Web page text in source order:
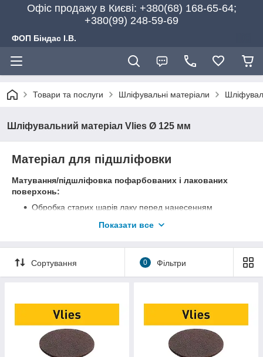
Офіс продажу в Києві: +380(68) 168-65-64;
+380(99) 248-59-69
ФОП Біндас І.В.
Товари та послуги Шліфувальні матеріали
Шліфувальний матеріал Vlies Ø 125 мм
Матеріал для підшліфовки
Матування/підшліфовка пофарбованих і лакованих
поверхонь:
Обробка старих шарів лаку перед нанесенням
Очищення деревних матеріалів
Просочення маслом, вощіння масиву деревини
Показати все
Сортування 0 Фільтри